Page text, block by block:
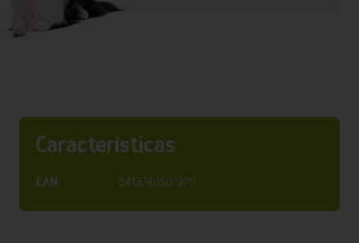
Características
EAN: 8413740501270